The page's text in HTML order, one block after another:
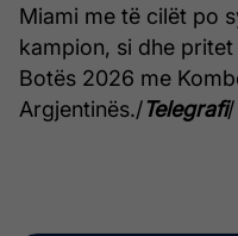
Miami me të cilët po
kampion, si dhe
Botës 2026 me
Argjentinës./Telegrafi/